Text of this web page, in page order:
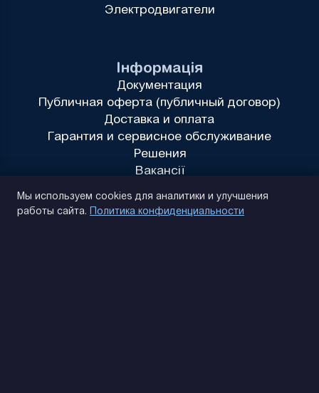
Інформація
Документация
Публичная оферта (публичный договор)
Доставка и оплата
Гарантия и сервисное обслуживание
Решения
Вакансії
Электродвигатели
Мы используем cookies для аналитики и улучшения
работы сайта. Политика конфиденциальности